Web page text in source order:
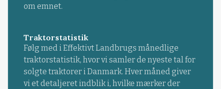
om emnet.
Traktorstatistik
Følg med i Effektivt Landbrugs månedlige
traktorstatistik, hvor vi samler de nyeste tal for
solgte traktorer i Danmark. Hver måned giver
vi et detaljeret indblik i, hvilke mærker der